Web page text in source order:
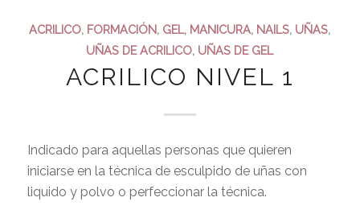
ACRILICO, FORMACIÓN, GEL, MANICURA, NAILS, UÑAS,
UÑAS DE ACRILICO, UÑAS DE GEL
ACRILICO NIVEL 1
Indicado para aquellas personas que quieren
iniciarse en la técnica de esculpido de uñas con
liquido y polvo o perfeccionar la técnica.